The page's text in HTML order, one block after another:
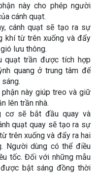
này cho phép người
cánh quạt.
cánh quạt sẽ tạo ra sự
khí từ trên xuống và đẩy
lưu thông.
quạt trần được tích hợp
quang ở trung tâm để
phận này giúp treo và giữ
lên trần nhà.
cơ sẽ bắt đầu quay và
quạt quay sẽ tạo ra sự
trên xuống và đẩy ra hai
Người dùng có thể điều
tốc. Đối với những mẫu
bật sáng đồng thời